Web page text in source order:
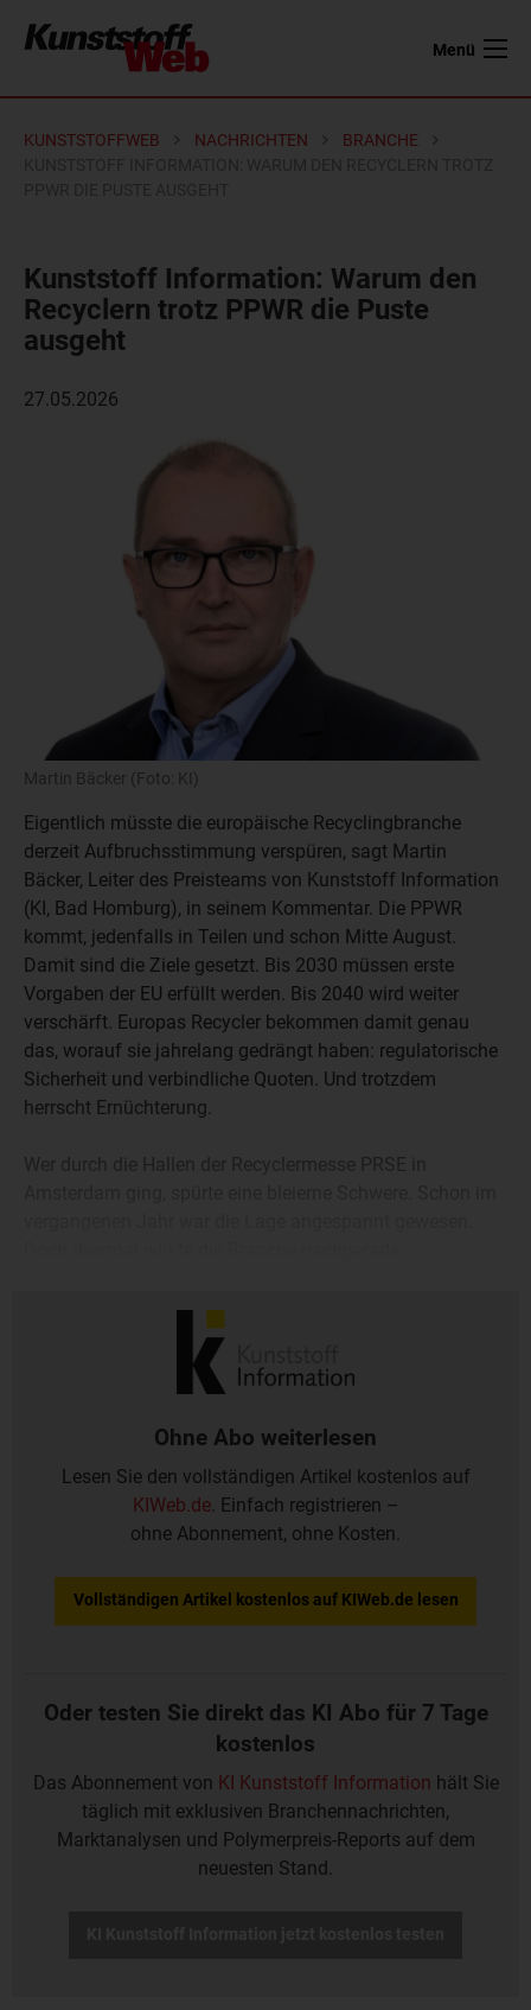
Menü
KUNSTSTOFFWEB NACHRICHTEN
BRANCHE
Kunststoff Information: Warum den
Recyclern trotz PPWR die Puste
ausgeht
27.05.2026
Martin Bäcker (Foto: KI)
Eigentlich müsste die europäische Recyclingbranche
derzeit Aufbruchsstimmung verspüren, sagt Martin
Bäcker, Leiter des Preisteams von Kunststoff Information
(KI, Bad Homburg), in seinem Kommentar. Die PPWR
kommt, jedenfalls in Teilen und schon Mitte August.
Damit sind die Ziele gesetzt. Bis 2030 müssen erste
Vorgaben der EU erfüllt werden. Bis 2040 wird weiter
verschärft. Europas Recycler bekommen damit genau
das, worauf sie jahrelang gedrängt haben: regulatorische
Sicherheit und verbindliche Quoten. Und trotzdem
herrscht Ernüchterung.
Wer durch die Hallen der Recyclermesse PRSE in
Ohne Abo weiterlesen
Lesen Sie den vollständigen Artikel kostenlos auf
KIWeb.de. Einfach registrieren –
ohne Abonnement, ohne Kosten.
Vollständigen Artikel kostenlos auf KIWeb.de lesen
Oder testen Sie direkt das KI Abo für 7 Tage
kostenlos
Das Abonnement von KI Kunststoff Information hält Sie
täglich mit exklusiven Branchennachrichten,
Marktanalysen und Polymerpreis-Reports auf dem
neuesten Stand.